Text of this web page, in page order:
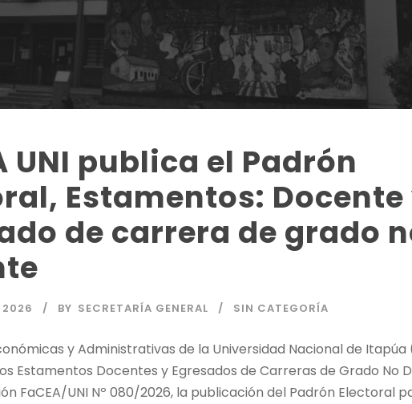
UNI publica el Padrón
Estamentos: Docente
de carrera de grado
2026 BY SECRETARÍA GENERAL SIN CATEGORÍA
y Administrativas de la Universidad Nacional de Itapúa
Estamentos Docentes y Egresados de Carreras de Grado No
FaCEA/UNI Nº 080/2026, la publicación del Padrón Electoral